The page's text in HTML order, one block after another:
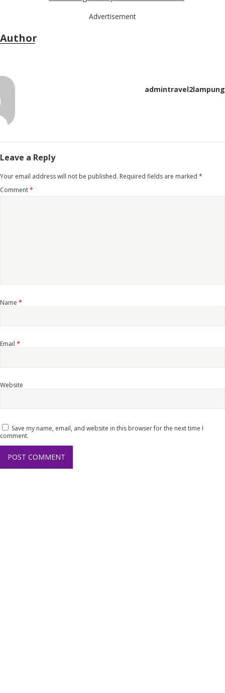
Advertisement
Author
admintravel2lampung
Leave a Reply
Your email address will not be published. Required fields are marked *
Comment*
Name *
Email *
Website
Save my name, email, and website in this browser for the next time I
comment.